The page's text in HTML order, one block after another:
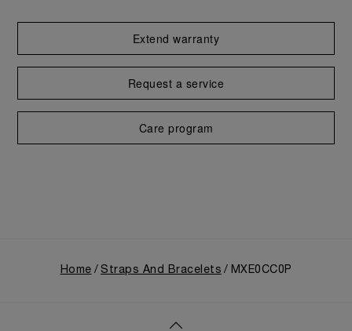
Extend warranty
Request a service
Care program
Home Straps And Bracelets MXE0CC0P